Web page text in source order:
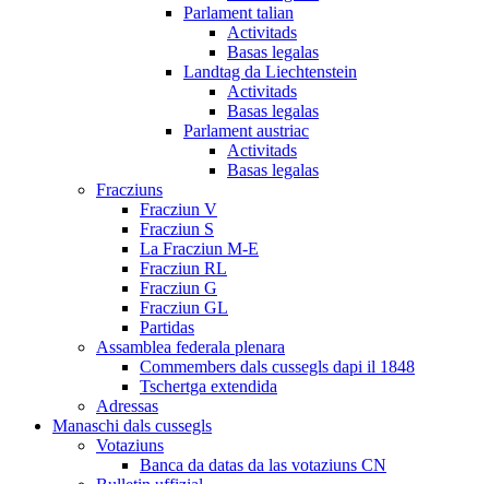
Parlament talian
Activitads
Basas legalas
Landtag da Liechtenstein
Activitads
Basas legalas
Parlament austriac
Activitads
Basas legalas
Fracziuns
Fracziun V
Fracziun S
La Fracziun M-E
Fracziun RL
Fracziun G
Fracziun GL
Partidas
Assamblea federala plenara
Commembers dals cussegls dapi il 1848
Tschertga extendida
Adressas
Manaschi dals cussegls
Votaziuns
Banca da datas da las votaziuns CN